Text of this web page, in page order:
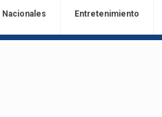
Nacionales Entretenimiento